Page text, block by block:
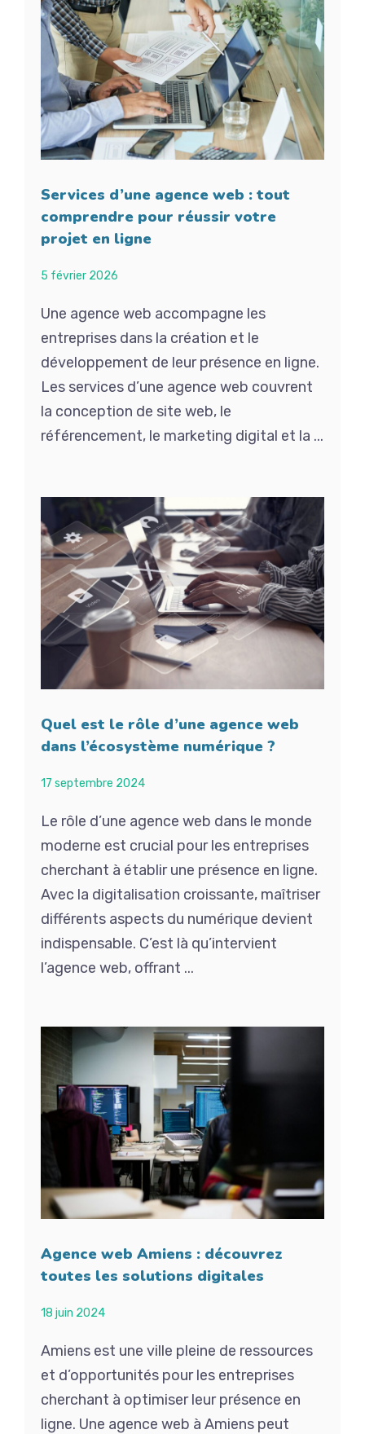
Services d’une agence web : tout
comprendre pour réussir votre
projet en ligne
5 février 2026
Une agence web accompagne les
entreprises dans la création et le
développement de leur présence en ligne.
Les services d’une agence web couvrent
la conception de site web, le
référencement, le marketing digital et la ...
Quel est le rôle d’une agence web
dans l’écosystème numérique ?
17 septembre 2024
Le rôle d’une agence web dans le monde
moderne est crucial pour les entreprises
cherchant à établir une présence en ligne.
Avec la digitalisation croissante, maîtriser
différents aspects du numérique devient
indispensable. C’est là qu’intervient
l’agence web, offrant ...
Agence web Amiens : découvrez
toutes les solutions digitales
18 juin 2024
Amiens est une ville pleine de ressources
et d’opportunités pour les entreprises
cherchant à optimiser leur présence en
ligne. Une agence web à Amiens peut